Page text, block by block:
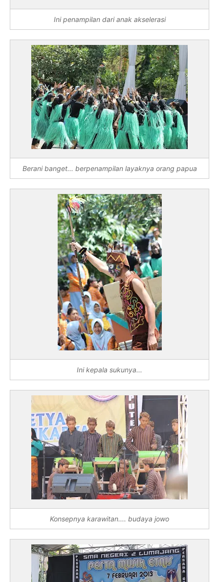
Ini penampilan dari anak akselerasi
Berani banget... berpenampilan layaknya orang papua
Ini kepala sukunya...
Konsepnya karawitan.... budaya jowo